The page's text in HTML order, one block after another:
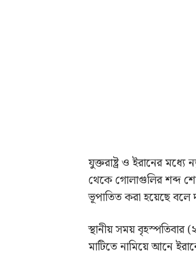
যুক্তরাষ্ট্র ও ইরানের
থেকে গোলাগুলির শব্দ
ভূপাতিত করা হয়েছে বলে
স্থানীয় সময় বৃহস্পতিবার
মাটিতে নামিয়ে আনে